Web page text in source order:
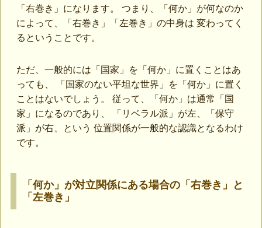
「右巻き」になります。 つまり、「何か」が何なのか
によって、「右巻き」「左巻き」の中身は 変わってく
るということです。
ただ、一般的には「国家」を「何か」に置くことはあ
っても、 「国家のない平坦な世界」を「何か」に置く
ことはないでしょう。 従って、「何か」は通常「国
家」になるのであり、 「リベラル派」が左、「保守
派」が右、という 位置関係が一般的な認識となるわけ
です。
「何か」が対立関係にある場合の「右巻き」と
「左巻き」